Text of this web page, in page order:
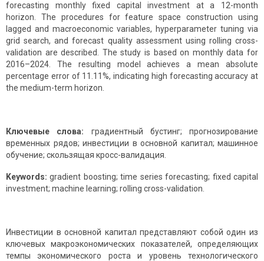
forecasting monthly fixed capital investment at a 12-month
horizon. The procedures for feature space construction using
lagged and macroeconomic variables, hyperparameter tuning via
grid search, and forecast quality assessment using rolling cross-
validation are described. The study is based on monthly data for
2016–2024. The resulting model achieves a mean absolute
percentage error of 11.11%, indicating high forecasting accuracy at
the medium-term horizon.
Ключевые слова: градиентный бустинг; прогнозирование
временных рядов; инвестиции в основной капитал; машинное
обучение; скользящая кросс-валидация.
Keywords:gradient boosting; time series forecasting; fixed capital
investment; machine learning; rolling cross-validation.
Инвестиции в основной капитал представляют собой один из
ключевых макроэкономических показателей, определяющих
темпы экономического роста и уровень технологического